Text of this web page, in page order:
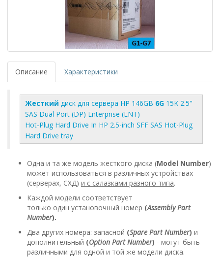
Описание Характеристики
Жесткий диск для сервера HP 146GB 6G 15K 2.5"
SAS Dual Port (DP) Enterprise (ENT)
Hot-Plug Hard Drive In HP 2.5-inch SFF SAS Hot-Plug
Hard Drive tray
Одна и та же модель жесткого диска (Model Number)
может использоваться в различных устройствах
(серверах, СХД) и с салазками разного типа.
​Каждой модели соответствует
только один установочный номер (Assembly Part
Number).
Два других номера: запасной (Spare Part Number) и
дополнительный (Option Part Number) - могут быть
различными для одной и той же модели диска.